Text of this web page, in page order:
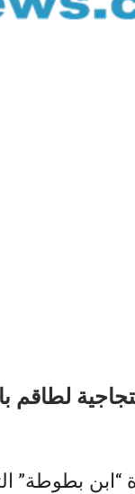
لطاقم
بطوطة”